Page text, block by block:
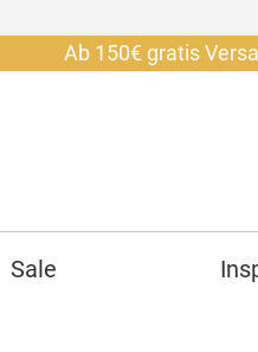
Ab 150€ gratis Versand |
Sale